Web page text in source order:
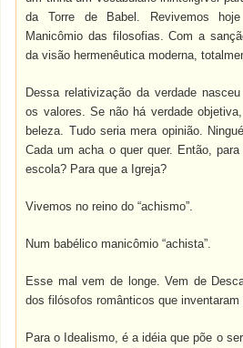
da Torre de Babel. Revivemos
Manicômio das filosofias. Com a
da visão hermenêutica moderna,
Dessa relativização da verdade
os valores. Se não há verdade
beleza. Tudo seria mera opinião.
Cada um acha o quer quer. Então,
escola? Para que a Igreja?
Vivemos no reino do “achismo”.
Num babélico manicômio “achista”.
Esse mal vem de longe. Vem de
dos filósofos românticos que
Para o Idealismo, é a idéia que põe o